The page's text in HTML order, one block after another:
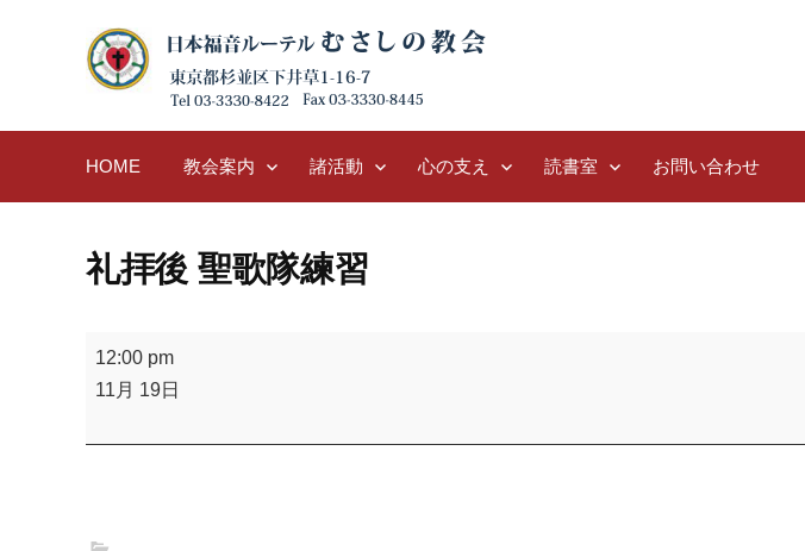
HOME 教会案内 諸活動 心の支え 読書室 お問い合わせ
礼拝後 聖歌隊練習
礼
拝
聖
練
12:00 pm
11月 19日